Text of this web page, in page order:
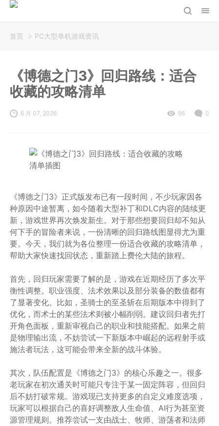
首页 PC大型单机游戏资讯
《博德之门3》回归路线：适合
收藏的攻略清单
6 月 07, 2026 56 0
《博德之门3》正式版发布已有一段时间，不少玩家因各
种原因中途暂离，如今随着大型补丁和DLC内容的陆续更
新，游戏世界再次焕发新生。对于那些想要回归却不知从
何下手的冒险者来说，一份清晰的回归路线图显得尤为重
要。今天，我们就为各位整理一份适合收藏的攻略清单，
帮助大家快速找回状态，重新踏上费伦大陆的旅程。
首先，回归玩家需要了解的是，游戏在近期经历了多次平
衡性调整。职业强度、法术效果以及部分装备的数值都有
了显著变化。比如，圣骑士的至圣斩在后期版本中得到了
优化，而术士的某些法术则被小幅削弱。建议回归者先打
开角色面板，重新审视自己的职业和技能搭配。如果之前
是物理输出流，不妨尝试一下新版本中崛起的远程射手或
施法者玩法，这可能会带来全新的战斗体验。
其次，队伍配置是《博德之门3》的核心乐趣之一。很多
老玩家在初次通关时可能只专注于某一固定阵容，但回归
后不妨打破常规。游戏现已支持更多的自定义难度选项，
玩家可以根据自己的喜好调整敌人生命值、AI行为甚至资
源管理规则。推荐尝试一支由战士、牧师、游荡者和法师